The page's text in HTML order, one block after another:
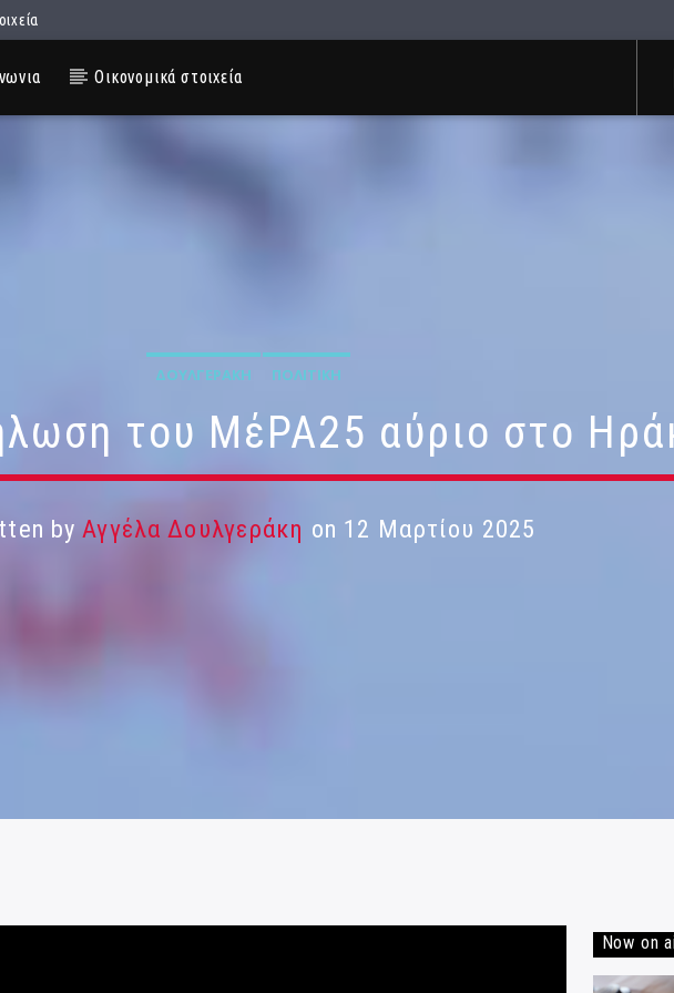
Οικονομικά στοιχεία
ΔΟΥΛΓΕΡΆΚΗ ΠΟΛΙΤΙΚΉ
του ΜέΡΑ25 αύριο στο
byΑγγέλα Δουλγεράκη on 12 Μαρτίου 2025
Now on